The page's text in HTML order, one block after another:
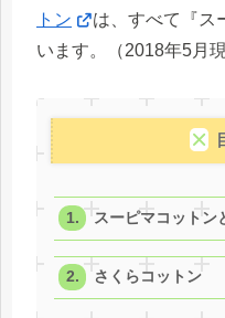
トン
は、すべて『ス
います。（2018年5月現
スーピマコットン
さくらコットン